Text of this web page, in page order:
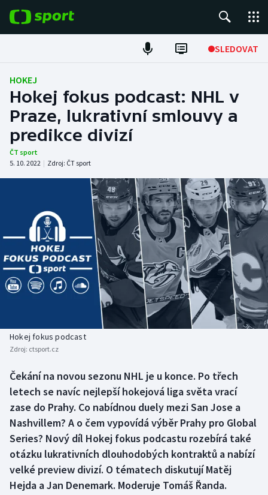
SLEDOVAT
Fotbal
Hokej
Tenis
Atletika
DALŠÍ SPORTY
Americký fotbal
Baseball a softbal
Biatlon
Box
Curling
Dostihy
Florbal
NEPŘEHLÉDNĚTE
Soutěže
Aplikace ČT sport
HOKEJ
Hokej fokus podcast: NHL v
Praze, lukrativní smlouvy a
predikce divizí
ČT sport
5. 10. 2022 | Zdroj: ČT sport
Hokej fokus podcast
Zdroj: ctsport.cz
Čekání na novou sezonu NHL je u konce. Po třech
letech se navíc nejlepší hokejová liga světa vrací
zase do Prahy. Co nabídnou duely mezi San Jose a
Nashvillem? A o čem vypovídá výběr Prahy pro Global
Series? Nový díl Hokej fokus podcastu rozebírá také
otázku lukrativních dlouhodobých kontraktů a nabízí
velké preview divizí. O tématech diskutují Matěj
Hejda a Jan Denemark. Moderuje Tomáš Řanda.